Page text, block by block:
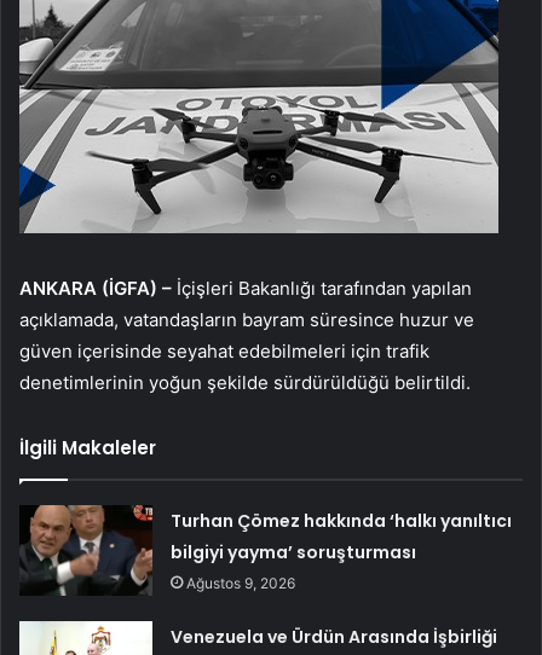
ANKARA (İGFA) – İçişleri Bakanlığı tarafından yapılan
açıklamada, vatandaşların bayram süresince huzur ve
güven içerisinde seyahat edebilmeleri için trafik
denetimlerinin yoğun şekilde sürdürüldüğü belirtildi.
İlgili Makaleler
Turhan Çömez hakkında ‘halkı yanıltıcı
bilgiyi yayma’ soruşturması
Ağustos 9, 2026
Venezuela ve Ürdün Arasında İşbirliği